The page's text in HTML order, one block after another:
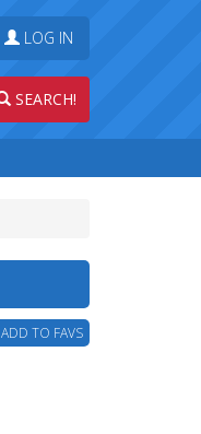
LOG IN
SEARCH!
ADD TO FAVS